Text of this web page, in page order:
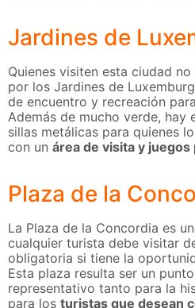
Jardines de
Quienes visiten esta ciudad
por los Jardines de
de encuentro y recreación
Además de mucho verde, hay
sillas metálicas para quienes
con un área de visita y
Plaza de la
La Plaza de la Concordia es
cualquier turista debe visitar
obligatoria si tiene la
Esta plaza resulta ser un
representativo tanto para la
para los turistas que desean